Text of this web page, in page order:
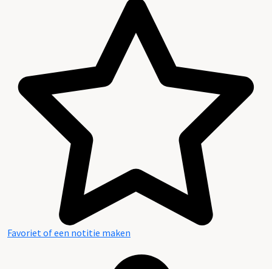
Favoriet of een notitie maken